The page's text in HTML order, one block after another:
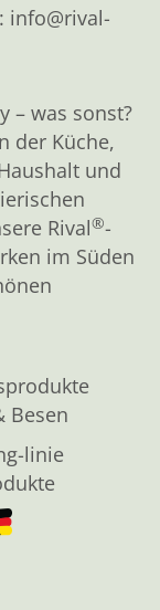
info@rival-
– was sonst?
der Küche,
und
Rival®-
im Süden
Besen
linie